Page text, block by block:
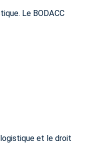
Le BODACC
logistique et le droit